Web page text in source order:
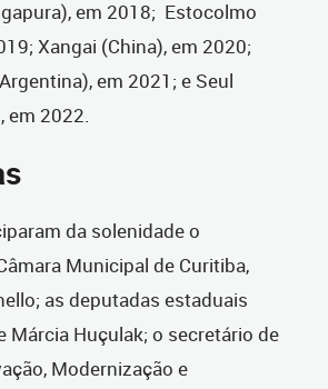
em 2018; Estocolmo
Xangai (China), em 2020;
em 2021; e Seul
em 2022.
da solenidade o
Municipal de Curitiba,
as deputadas estaduais
Márcia Huçulak; o secretário de
Modernização e